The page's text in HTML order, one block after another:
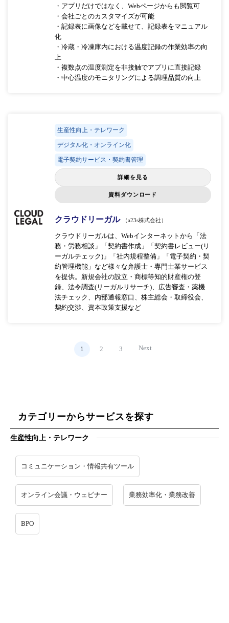
・アプリだけではなく、Webページからも閲覧可
・会社ごとのカスタマイズが可能
・記録表に画像などを載せて、記録表をマニュアル
化
・冷蔵・冷凍庫内における温度記録の作業効率の向
上
・複数点の温度測定を非接触でアプリに直接記録
・中心温度のモニタリングによる調理品質の向上
生産性向上・テレワーク
デジタル化・オンライン化
電子契約サービス・契約書管理
詳細を見る
資料ダウンロード
クラウドリーガル （a23s株式会社）
クラウドリーガルは、Webインターネットから「法
務・労務相談」「契約書作成」「契約書レビュー(リ
ーガルチェック)」「社内規程整備」「電子契約・契
約管理機能」など様々な弁護士・専門士業サービス
を提供。新規会社の設立・商標等知的財産権の登
録、法令調査(リーガルリサーチ)、広告審査・薬機
法チェック、内部通報窓口、株主総会・取締役会、
契約交渉、資本政策支援など
1 2 3 Next
カテゴリーからサービスを探す
生産性向上・テレワーク
コミュニケーション・情報共有ツール
オンライン会議・ウェビナー 業務効率化・業務改善
BPO